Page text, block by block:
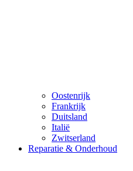
Oostenrijk
Frankrijk
Duitsland
Italië
Zwitserland
Reparatie & Onderhoud